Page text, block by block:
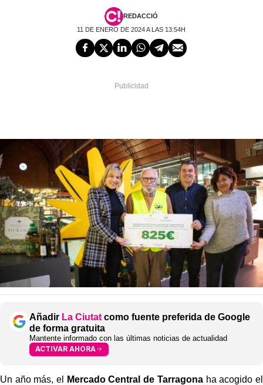
REDACCIÓ
11 DE ENERO DE 2024 A LAS 13:54H
Añadir La Ciutat como fuente preferida de Google
de forma gratuita
Mantente informado con las últimas noticias de actualidad
ACTIVAR AHORA
Un año más, el Mercado Central de Tarragonaha acogido el